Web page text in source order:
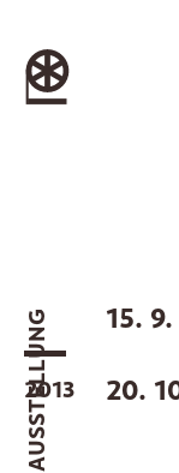
content
AUSSTELLUNG
2013
15. 9.
20.